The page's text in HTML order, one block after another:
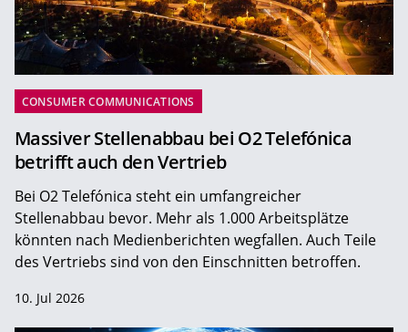
CONSUMER COMMUNICATIONS
Massiver Stellenabbau bei O2 Telefónica
betrifft auch den Vertrieb
Bei O2 Telefónica steht ein umfangreicher
Stellenabbau bevor. Mehr als 1.000 Arbeitsplätze
könnten nach Medienberichten wegfallen. Auch Teile
des Vertriebs sind von den Einschnitten betroffen.
10. Jul 2026